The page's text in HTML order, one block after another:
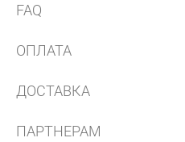
FAQ
ОПЛАТА
ДОСТАВКА
ПАРТНЕРАМ